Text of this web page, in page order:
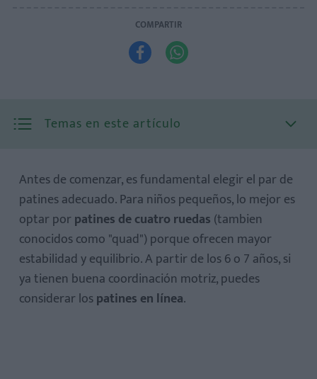
COMPARTIR
 
Temas en este artículo
Talla y ajuste
Equipo de protección indispensable
1. Elige el lugar correcto
Antes de comenzar, es fundamental elegir el par de
patines adecuado. Para niños pequeños, lo mejor es
optar por patines de cuatro ruedas (tambien
conocidos como "quad") porque ofrecen mayor
estabilidad y equilibrio. A partir de los 6 o 7 años, si
ya tienen buena coordinación motriz, puedes
considerar lospatines en línea.